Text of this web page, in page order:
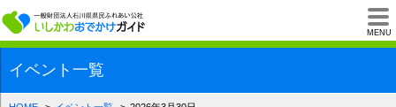
MENU
一般財団法人石川
イベント一覧